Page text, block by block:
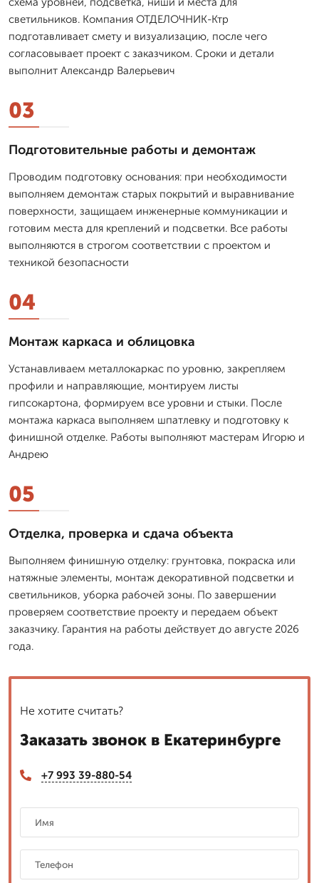
светильников. Компания ОТДЕЛОЧНИК-Ктр
подготавливает смету и визуализацию, после чего
согласовывает проект с заказчиком. Сроки и детали
выполнит Александр Валерьевич
03
Подготовительные работы и демонтаж
Проводим подготовку основания: при необходимости
выполняем демонтаж старых покрытий и выравнивание
поверхности, защищаем инженерные коммуникации и
готовим места для креплений и подсветки. Все работы
выполняются в строгом соответствии с проектом и
техникой безопасности
04
Монтаж каркаса и облицовка
Устанавливаем металлокаркас по уровню, закрепляем
профили и направляющие, монтируем листы
гипсокартона, формируем все уровни и стыки. После
монтажа каркаса выполняем шпатлевку и подготовку к
финишной отделке. Работы выполняют мастерам Игорю и
Андрею
05
Отделка, проверка и сдача объекта
Выполняем финишную отделку: грунтовка, покраска или
натяжные элементы, монтаж декоративной подсветки и
светильников, уборка рабочей зоны. По завершении
проверяем соответствие проекту и передаем объект
заказчику. Гарантия на работы действует до августе 2026
года.
Не хотите считать?
Заказать звонок в Екатеринбурге
+7 993 39-880-54